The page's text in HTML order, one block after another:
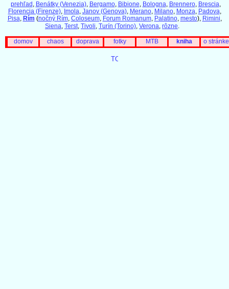
prehľad , Benátky (Venezia), Bergamo, Bibione, Bologna, Brennero, Brescia,
Florencia (Firenze), Imola, Janov (Genova), Merano, Milano, Monza, Padova,
Pisa, Rím (nočný Rím, Coloseum, Forum Romanum, Palatino, mesto), Rimini,
Siena, Terst, Tivoli, Turín (Torino), Verona, rôzne.
domov chaos doprava fotky MTB kniha o stránke